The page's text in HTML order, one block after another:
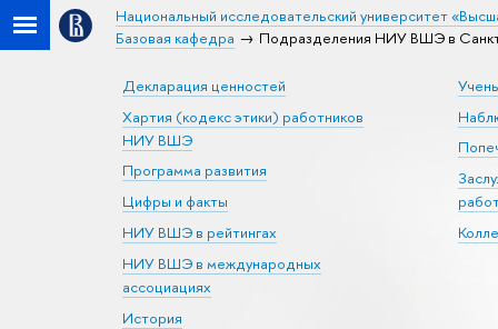
Национальный исследовательский университет
Базовая кафедра
Подразделения НИУ ВШЭ в
Декларация ценностей
Хартия (кодекс этики) работников
НИУ ВШЭ
Программа развития
Цифры и факты
НИУ ВШЭ в рейтингах
НИУ ВШЭ в международных
ассоциациях
История